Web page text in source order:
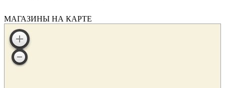
МАГАЗИНЫ НА КАРТЕ